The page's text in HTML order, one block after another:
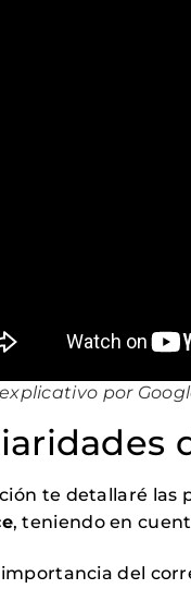
por
te detallaré las
, teniendo en
del